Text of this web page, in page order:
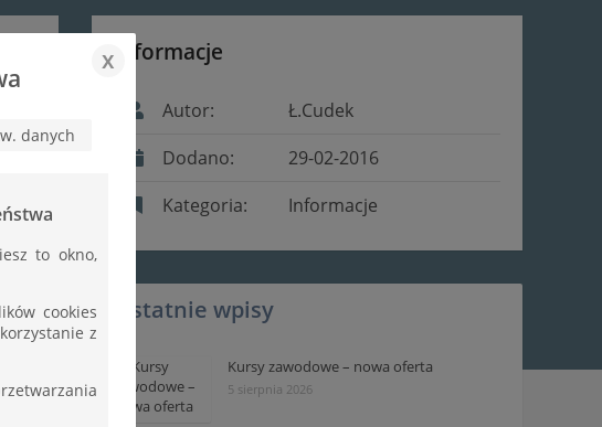
Informacje
Autor:
Ł.Cudek
Dodano:
29-02-2016
Kategoria:
Informacje
Ostatnie wpisy
Kursy zawodowe – nowa oferta
5 sierpnia 2026
x
danych
to okno,
cookies
z